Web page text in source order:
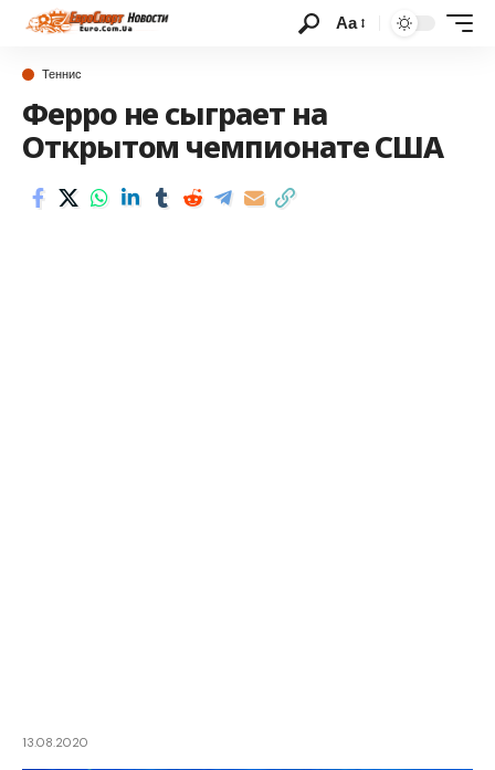
Аа
Теннис
Ферро не сыграет на
Открытом чемпионате США
13.08.2020